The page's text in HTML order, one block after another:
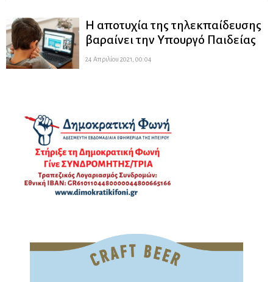
Η αποτυχία της τηλεκπαίδευσης
βαραίνει την Υπουργό Παιδείας
24 Απριλίου 2021, 00:04